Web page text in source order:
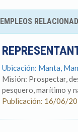
EMPLEOS
Ubicación: Manta,
Misión: Prospectar,
pesquero, marítimo y
Publicación: 16/06/